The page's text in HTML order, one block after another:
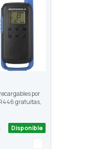
por
gratuitas,
Disponible